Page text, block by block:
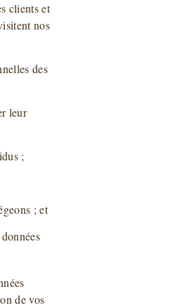
clients et
nos
des
leur
;
; et
de vos